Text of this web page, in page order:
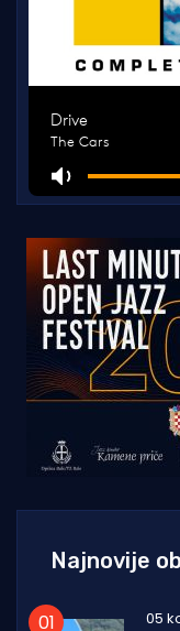
Najnovije
05